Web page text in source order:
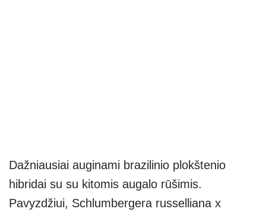
Dažniausiai auginami brazilinio plokštenio
hibridai su su kitomis augalo rūšimis.
Pavyzdžiui, Schlumbergera russelliana x